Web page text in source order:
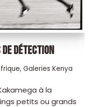
DÉTECTION
, Galeries Kenya
à la
petits ou grands